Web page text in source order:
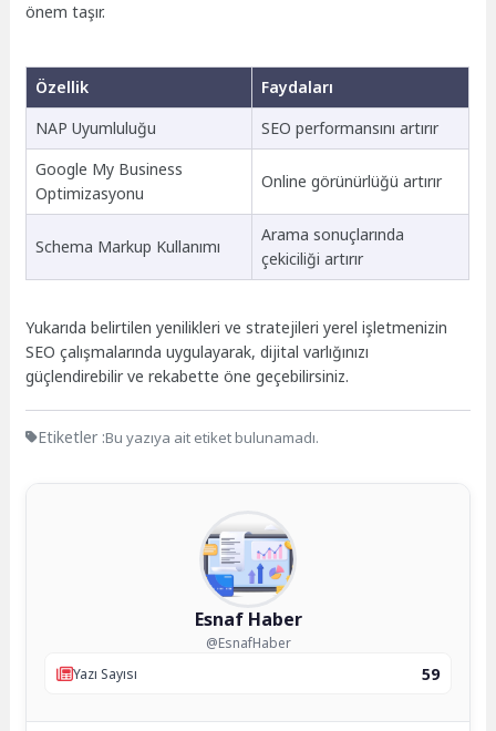
önem taşır.
Özellik
Faydaları
NAP Uyumluluğu
SEO performansını artırır
Google My Business
Optimizasyonu
Online görünürlüğü artırır
Schema Markup Kullanımı
Arama sonuçlarında
çekiciliği artırır
Yukarıda belirtilen yenilikleri ve stratejileri yerel işletmenizin
SEO çalışmalarında uygulayarak, dijital varlığınızı
güçlendirebilir ve rekabette öne geçebilirsiniz.
Etiketler :Bu yazıya ait etiket bulunamadı.
Esnaf Haber
@EsnafHaber
Yazı Sayısı
59